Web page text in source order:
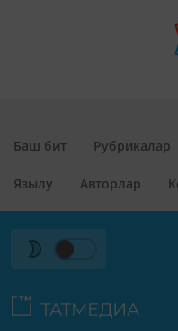
Баш бит Рубрикалар
Язылу Авторлар